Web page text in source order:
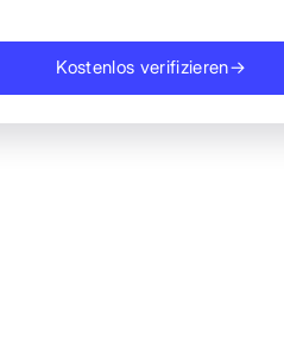
Kostenlos verifizieren→